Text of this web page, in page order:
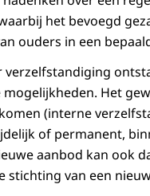
het bevoegd
ouders in een
Het
(interne
of permanent,
aanbod kan ook
van een